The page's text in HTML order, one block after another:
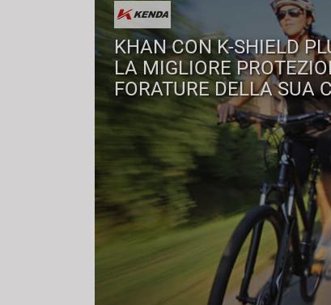
KHAN CON K-SHIELD
LA MIGLIORE
FORATURE DELLA SUA